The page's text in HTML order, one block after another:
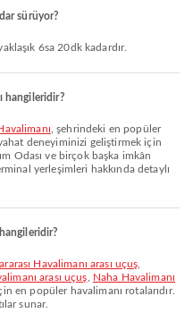
sürüyor?
6sa 20dk kadardır.
hangileridir?
, şehrindeki en popüler
deneyiminizi geliştirmek için
Odası ve birçok başka imkân
yerleşimleri hakkında detaylı
Havalimanı arası uçuş
arası uçuş
Naha Havalimanı
en popüler havalimanı rotalarıdır.
sunar.